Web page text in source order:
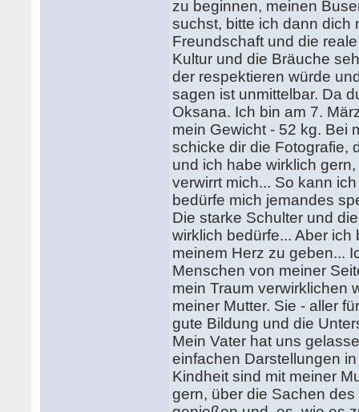
zu beginnen, meinen
suchst, bitte ich dann dich
Freundschaft und die
Kultur und die Bräuche
der respektieren würde
sagen ist unmittelbar. Da
Oksana. Ich bin am 7.
mein Gewicht - 52 kg. Bei
schicke dir die Fotografie,
und ich habe wirklich
verwirrt mich... So kann
bedürfe mich jemandes
Die starke Schulter und
wirklich bedürfe... Aber
meinem Herz zu geben...
Menschen von meiner
mein Traum verwirklichen
meiner Mutter. Sie - aller
gute Bildung und die
Mein Vater hat uns
einfachen Darstellungen
Kindheit sind mit meiner
gern, über die Sachen